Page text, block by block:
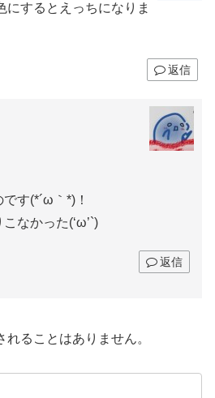
にするとえっちになりま
返信
す(*´ω｀*)！
なかった(‘ω’`)
返信
れることはありません。